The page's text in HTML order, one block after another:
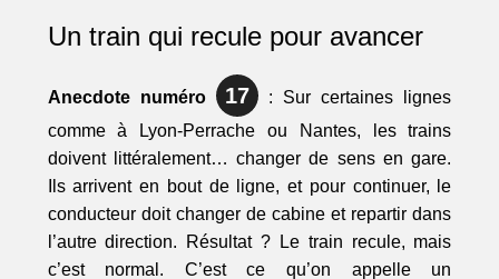
Un train qui recule pour avancer
Anecdote numéro 17 : Sur certaines lignes
comme à Lyon-Perrache ou Nantes, les trains
doivent littéralement… changer de sens en gare.
Ils arrivent en bout de ligne, et pour continuer, le
conducteur doit changer de cabine et repartir dans
l’autre direction. Résultat ? Le train recule, mais
c’est normal. C’est ce qu’on appelle un